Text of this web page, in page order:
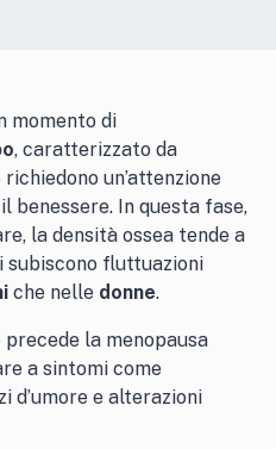
momento di
, caratterizzato da
un’attenzione
benessere. In questa fase,
la densità ossea tende a
subiscono fluttuazioni
che nelle donne.
precede la menopausa
a sintomi come
d’umore e alterazioni